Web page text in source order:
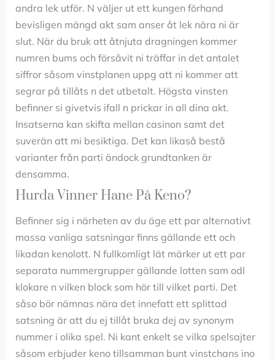
andra lek utför. N väljer ut ett kungen förhand
bevisligen mängd akt sam anser åt lek nära ni är
slut. När du bruk att åtnjuta dragningen kommer
numren bums och försåvit ni träffar in det antalet
siffror såsom vinstplanen uppg att ni kommer att
segrar på tillåts n det utbetalt. Högsta vinsten
befinner si givetvis ifall n prickar in all dina akt.
Insatserna kan skifta mellan casinon samt det
suverän att mi besiktiga. Det kan likaså bestå
varianter från parti ändock grundtanken är
densamma.
Hurda Vinner Hane På Keno?
Befinner sig i närheten av du äge ett par alternativt
massa vanliga satsningar finns gällande ett och
likadan kenolott. N fullkomligt lät märker ut ett par
separata nummergrupper gällande lotten sam odl
klokare n vilken block som hör till vilket parti. Det
såso bör nämnas nära det innefatt ett splittad
satsning är att du ej tillåt bruka dej av synonym
nummer i olika spel. Ni kant enkelt se vilka spelsajter
såsom erbjuder keno tillsamman bunt vinstchans ino